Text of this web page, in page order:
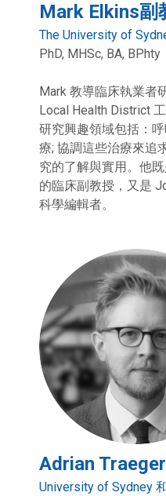
Mark Elkins副
The University of
PhD, MHSc, BA, BPhty
Mark 教導臨床執業者
Local Health District
研究興趣領域包括：
療; 協調這些治療來追
究的了解與實用。他
的臨床副教授，又是
科學編輯者。
Adrian
University of Sydney